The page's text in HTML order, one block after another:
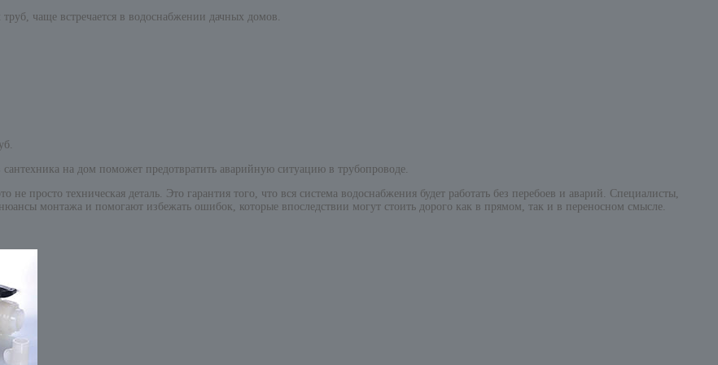
чаще встречается в водоснабжении дачных домов.
на дом поможет предотвратить аварийную ситуацию в трубопроводе.
просто техническая деталь. Это гарантия того, что вся система водоснабжения будет работать без перебоев и аварий. Специалисты,
монтажа и помогают избежать ошибок, которые впоследствии могут стоить дорого как в прямом, так и в переносном смысле.